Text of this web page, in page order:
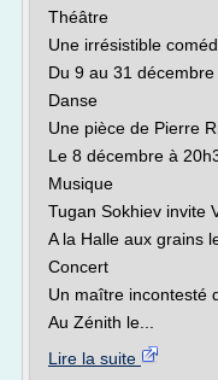
Théâtre
Une irrésistible
Du 9 au 31 décembre
Danse
Une pièce de Pierre
Le 8 décembre à
Musique
Tugan Sokhiev invite
A la Halle aux grains
Concert
Un maître incontesté
Au Zénith le...
Lire la suite